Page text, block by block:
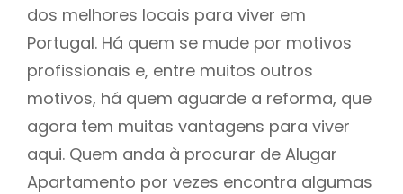
dos melhores locais para viver em
Portugal. Há quem se mude por motivos
profissionais e, entre muitos outros
motivos, há quem aguarde a reforma, que
agora tem muitas vantagens para viver
aqui. Quem anda à procurar de Alugar
Apartamento por vezes encontra algumas